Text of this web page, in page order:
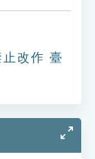
改作 臺